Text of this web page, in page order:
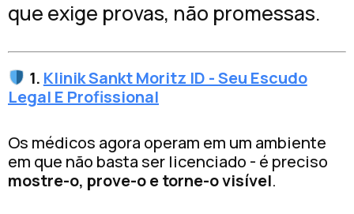
que exige provas, não promessas.
1. Klinik Sankt Moritz ID - Seu Escudo
Legal E Profissional
Os médicos agora operam em um ambiente
em que não basta ser licenciado - é preciso
mostre-o, prove-o e torne-o visível.